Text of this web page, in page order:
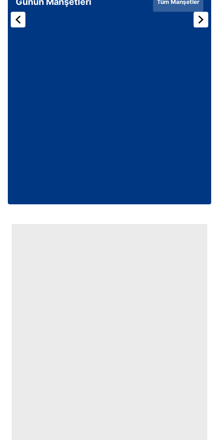
Çerezlere ilişkin tercihlerinizi aşağıda yer alan panel
vasıtasıyla belirleyebilirsiniz. Çerezlere ilişkin detaylı bilgi
için Ayarlar butonuna tıklayabilir,
Çerez Bilgilendirme
Tüm Manşetler